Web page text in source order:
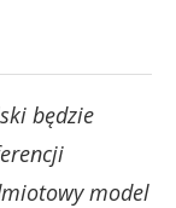
będzie
model